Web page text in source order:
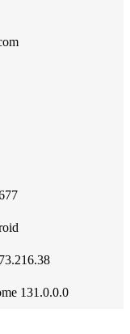
131.0.0.0